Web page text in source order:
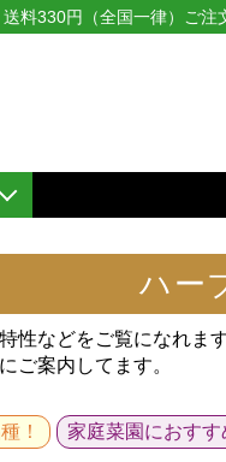
送料330円（全国一律）ご注
ハー
性などをご覧になれます
ご案内してます。
！ 家庭菜園におすす